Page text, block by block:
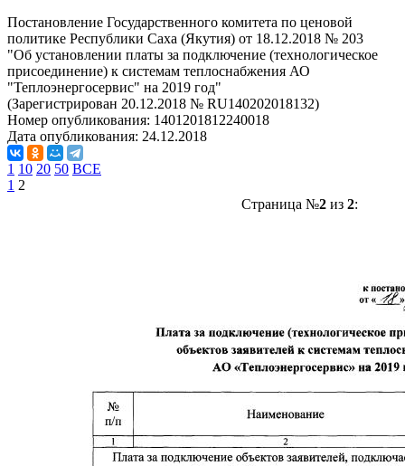
Постановление Государственного комитета по ценовой
политике Республики Саха (Якутия) от 18.12.2018 № 203
"Об установлении платы за подключение (технологическое
присоединение) к системам теплоснабжения АО
"Теплоэнергосервис" на 2019 год"
(Зарегистрирован 20.12.2018 № RU140202018132)
Номер опубликования: 1401201812240018
Дата опубликования: 24.12.2018
1 10 20 50 ВСЕ
1 2
Страница №2из 2: